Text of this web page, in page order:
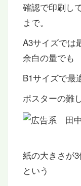
確認で印刷し
まで。
A3サイズでは
余白の量でも
B1サイズで最
ポスターの難
紙の大きさが
という